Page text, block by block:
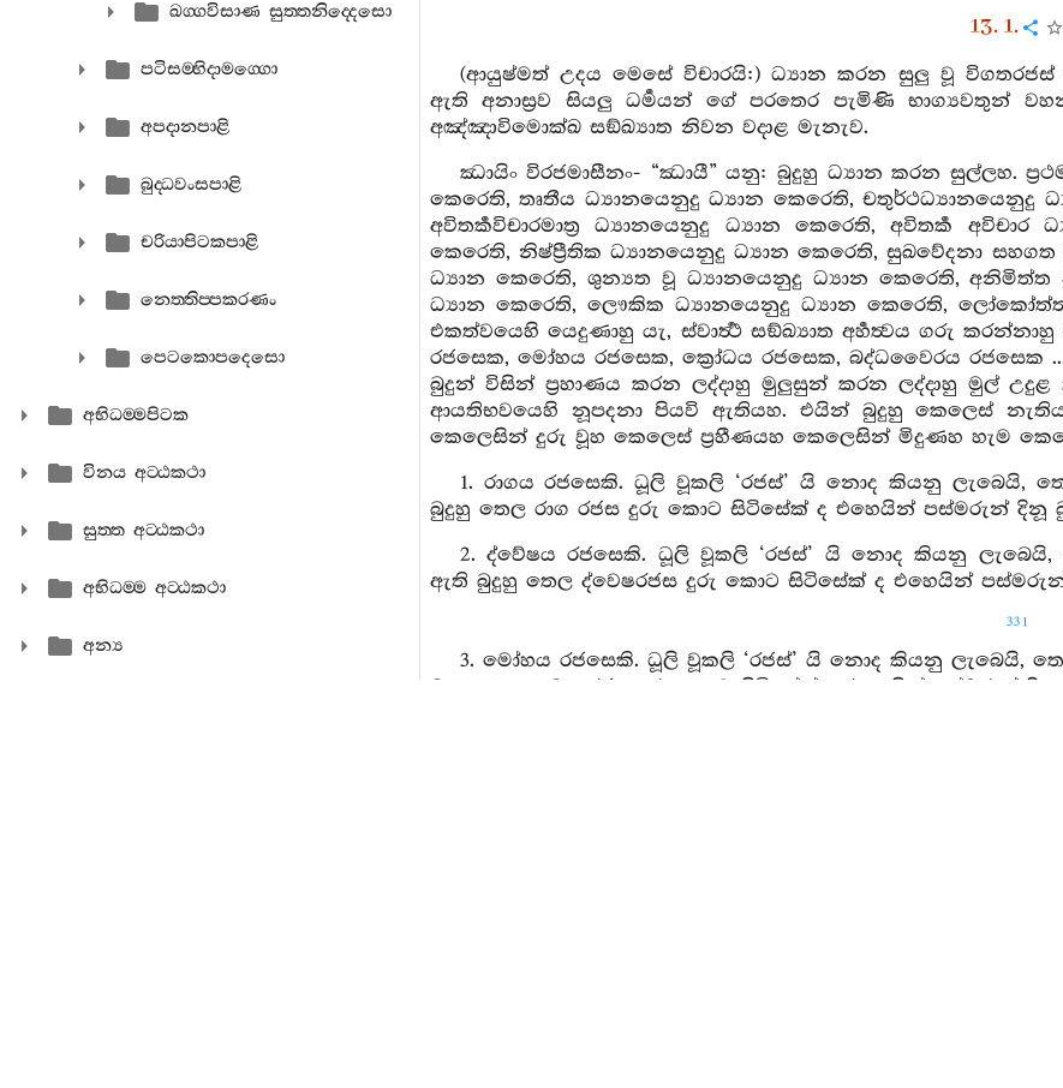
ඛග‍්ගවිසාණ සුත‍්තනිද‍්දෙසො
පටිසම‍්භිදාමග‍්ගො
අපදානපාළි
බුද‍්ධවංසපාළි
චරියාපිටකපාළි
නෙත‍්තිප‍්පකරණං
පෙටකොපදෙසො
අභිධම‍්මපිටක
විනය අට‍්ඨකථා
සුත‍්ත අට‍්ඨකථා
අභිධම‍්ම අට‍්ඨකථා
අන්‍ය
13. 1.
(ආයුෂ්මත් උදය මෙසේ විචාරයි:) ධ්‍යාන කරන සුලු වූ
ඇති අනාස්‍රව සියලු ධර්‍මයන් ගේ පරතෙර පැමිණි භාග්‍යවතුන්
අඤ්ඤාවිමොක්ඛ සඞ්ඛ්‍යාත නිවන වදාළ මැනැව.
ඣායිං විරජමාසීනං- “ඣායී” යනු: බුදුහු ධ්‍යාන කරන සුල්ලහ.
කෙරෙති, තෘතීය ධ්‍යානයෙනුදු ධ්‍යාන කෙරෙති, චතුර්ථධ්‍යානයෙනුදු
අවිතර්‍කවිචාරමාත්‍ර ධ්‍යානයෙනුදු ධ්‍යාන කෙරෙති, අවිතර්‍ක
කෙරෙති, නිෂ්ප්‍රීතික ධ්‍යානයෙනුදු ධ්‍යාන කෙරෙති, සුඛවේදනා
ධ්‍යාන කෙරෙති, ශුන්‍යත වූ ධ්‍යානයෙනුදු ධ්‍යාන කෙරෙති, අනිමිත්ත
ධ්‍යාන කෙරෙති, ලෞකික ධ්‍යානයෙනුදු ධ්‍යාන කෙරෙති,
එකත්වයෙහි යෙදුණාහු යැ, ස්වාර්‍ත්‍ථ සඞ්ඛ්‍යාත අර්‍හත්‍වය ගරු
රජසෙක, මෝහය රජසෙක, ක්‍රෝධය රජසෙක, බද්ධවෛරය රජසෙක
බුදුන් විසින් ප්‍රහාණය කරන ලද්දාහු මුලුසුන් කරන ලද්දාහු මුල්
ආයතිභවයෙහි නූපදනා පියවි ඇතියහ. එයින් බුදුහු කෙලෙස්
කෙලෙසින් දුරු වූහ කෙලෙස් ප්‍රහීණයහ කෙලෙසින් මිදුණහ හැම
1. රාගය රජසෙකි. ධූලි වූකලි ‘රජස්’ යි නොද කියනු ලැබෙයි,
බුදුහු තෙල රාග රජස දුරු කොට සිටිසේක් ද එහෙයින් පස්මරුන් දිනූ
2. ද්වේෂය රජසෙකි. ධූලි වූකලි ‘රජස්’ යි නොද කියනු
ඇති බුදුහු තෙල ද්වෙෂරජස දුරු කොට සිටිසේක් ද එහෙයින් පස්මරුන්
331
3. මෝහය රජසෙකි. ධූලි වූකලි ‘රජස්’ යි නොද කියනු ලැබෙයි,
බුදුහු තෙල මොහරජස දුරු කොට සිටිසේක් ද එහෙයින් පස්මරුන් දිනූ